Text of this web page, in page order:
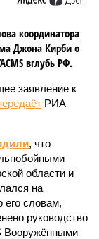
координатора
Джона Кирби о
вглубь РФ.
заявление к
РИА
, что
области и
на
словам,
руководство
Вооружёнными